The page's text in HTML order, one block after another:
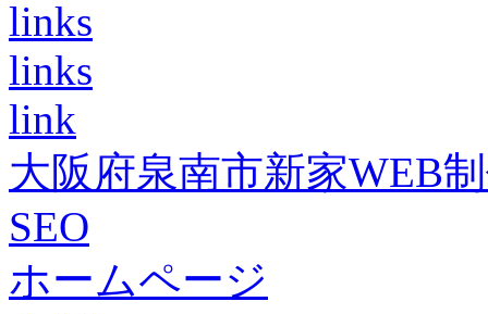
links
links
link
大阪府泉南市新家WEB
SEO
ホームページ